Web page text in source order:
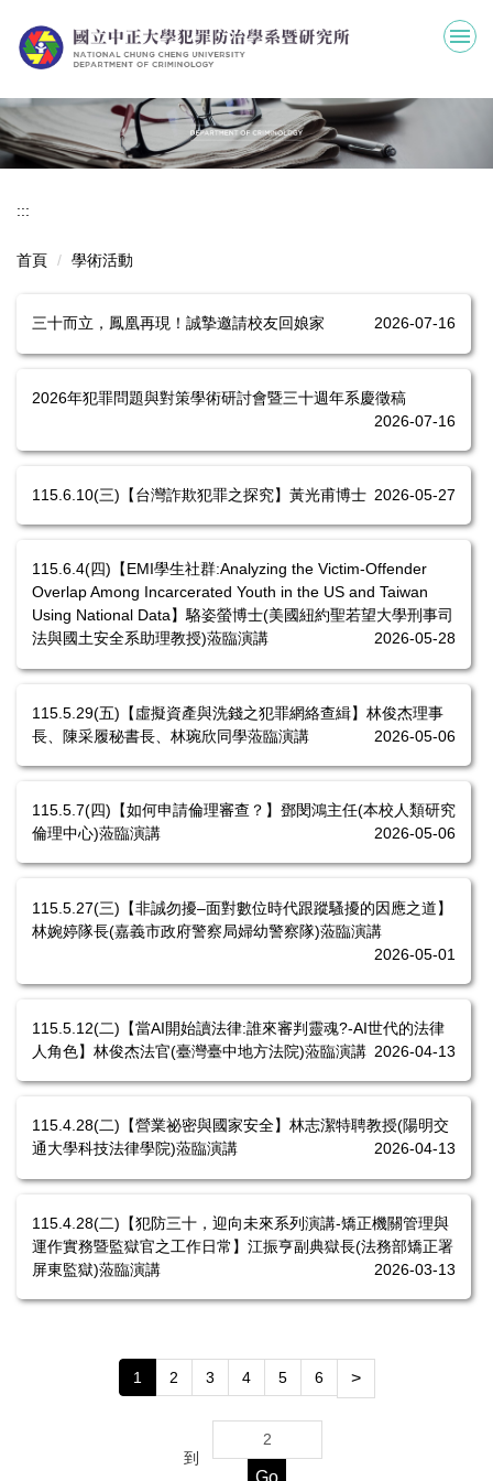
到
主
內
容
區
:::
首頁 學術活動
三十而立，鳳凰再現！誠摯邀請校友回娘家 2026-07-16
2026年犯罪問題與對策學術研討會暨三十週年系慶徵稿
2026-07-16
115.6.10(三)【台灣詐欺犯罪之探究】黃光甫博士 2026-05-27
115.6.4(四)【EMI學生社群:Analyzing the Victim-Offender
Overlap Among Incarcerated Youth in the US and Taiwan
Using National Data】駱姿螢博士(美國紐約聖若望大學刑事司
法與國土安全系助理教授)蒞臨演講
2026-05-28
115.5.29(五)【虛擬資產與洗錢之犯罪網絡查緝】林俊杰理事
長、陳采履秘書長、林琬欣同學蒞臨演講
2026-05-06
115.5.7(四)【如何申請倫理審查？】鄧閔鴻主任(本校人類研究
倫理中心)蒞臨演講
2026-05-06
115.5.27(三)【非誠勿擾–面對數位時代跟蹤騷擾的因應之道】
林婉婷隊長(嘉義市政府警察局婦幼警察隊)蒞臨演講
2026-05-01
115.5.12(二)【當AI開始讀法律:誰來審判靈魂?-AI世代的法律
人角色】林俊杰法官(臺灣臺中地方法院)蒞臨演講 2026-04-13
115.4.28(二)【營業祕密與國家安全】林志潔特聘教授(陽明交
通大學科技法律學院)蒞臨演講
2026-04-13
115.4.28(二)【犯防三十，迎向未來系列演講-矯正機關管理與
運作實務暨監獄官之工作日常】江振亨副典獄長(法務部矯正署
屏東監獄)蒞臨演講
2026-03-13
1 2 3 4 5 6 >
到
Go